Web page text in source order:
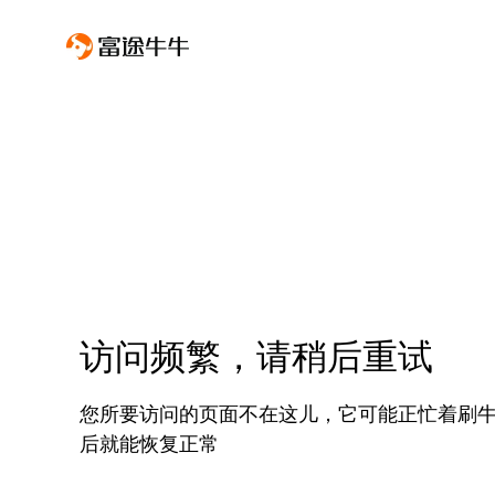
访问频繁，请稍后重试
您所要访问的页面不在这儿，它可能正忙着刷
后就能恢复正常